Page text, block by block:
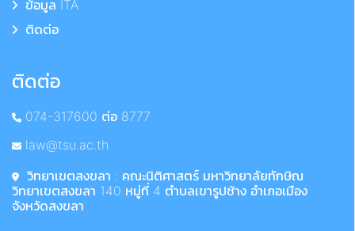
ข้อมูล ITA
ติดต่อ
ติดต่อ
074-317600 ต่อ 8777
law@tsu.ac.th
วิทยาเขตสงขลา : คณะนิติศาสตร์ มหาวิทยาลัยทักษิณ
วิทยาเขตสงขลา 140 หมู่ที่ 4 ตำบลเขารูปช้าง อำเภอเมือง
จังหวัดสงขลา